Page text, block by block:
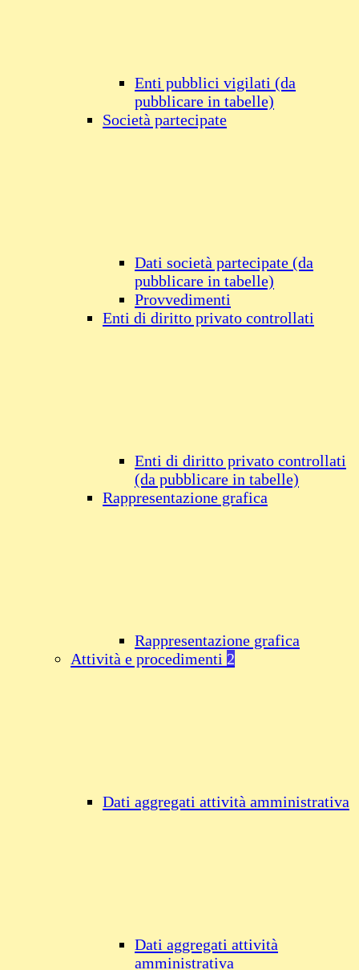
Enti pubblici vigilati (da
pubblicare in tabelle)
Società partecipate
Dati società partecipate (da
pubblicare in tabelle)
Provvedimenti
Enti di diritto privato controllati
Enti di diritto privato controllati
(da pubblicare in tabelle)
Rappresentazione grafica
Rappresentazione grafica
Attività e procedimenti 2
Dati aggregati attività amministrativa
Dati aggregati attività
amministrativa